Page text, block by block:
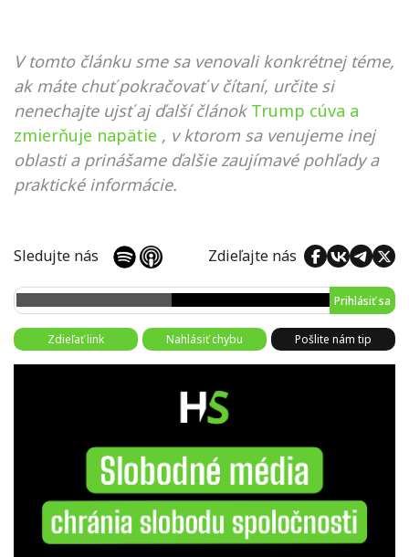
V tomto článku sme sa venovali konkrétnej téme,
ak máte chuť pokračovať v čítaní, určite si
nenechajte ujsť aj ďalší článok Trump cúva a
zmierňuje napätie , v ktorom sa venujeme inej
oblasti a prinášame ďalšie zaujímavé pohľady a
praktické informácie.
Sledujte nás Zdieľajte nás
Prihlásiť sa
Zdieľať link Nahlásiť chybu Pošlite nám tip